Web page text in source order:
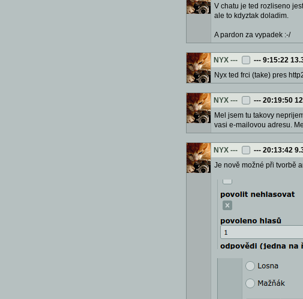
V chatu je ted rozliseno
ale to kdyztak doladim.
A pardon za vypadek :-/
NYX --- --- 9:15:22
Nyx ted frci (take) pres
NYX --- --- 20:19:50
Mel jsem tu takovy
vasi e-mailovou adresu.
NYX --- --- 20:13:42
Je nově možné při tvorbě